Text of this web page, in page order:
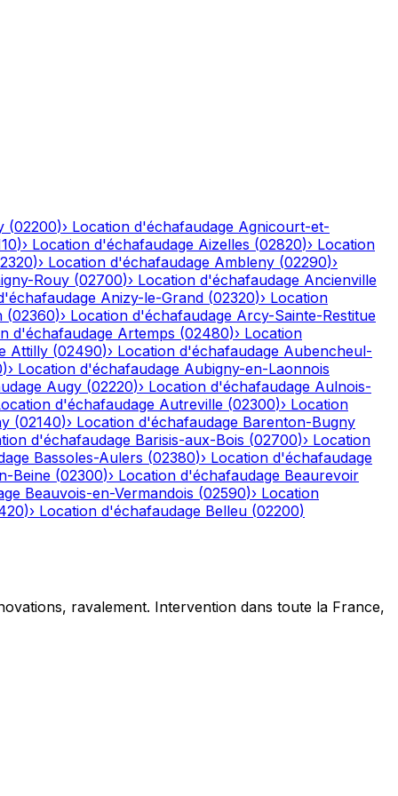
(02200)› Location d'échafaudage Agnicourt-et-
)› Location d'échafaudage Aizelles (02820)› Location
)› Location d'échafaudage Ambleny (02290)›
Rouy (02700)› Location d'échafaudage Ancienville
Anizy-le-Grand (02320)› Location
(02360)› Location d'échafaudage Arcy-Sainte-Restitue
d'échafaudage Artemps (02480)› Location
Attilly (02490)› Location d'échafaudage Aubencheul-
)› Location d'échafaudage Aubigny-en-Laonnois
Augy (02220)› Location d'échafaudage Aulnois-
d'échafaudage Autreville (02300)› Location
(02140)› Location d'échafaudage Barenton-Bugny
d'échafaudage Barisis-aux-Bois (02700)› Location
Bassoles-Aulers (02380)› Location d'échafaudage
Beine (02300)› Location d'échafaudage Beaurevoir
Beauvois-en-Vermandois (02590)› Location
)› Location d'échafaudage Belleu (02200)
ravalement. Intervention dans toute la France,